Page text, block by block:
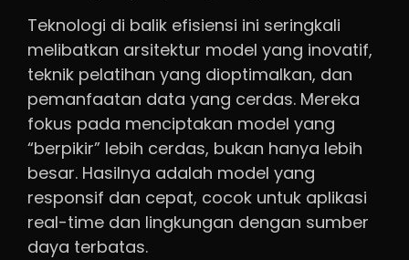
Teknologi di balik efisiensi ini seringkali
melibatkan arsitektur model yang inovatif,
teknik pelatihan yang dioptimalkan, dan
pemanfaatan data yang cerdas. Mereka
fokus pada menciptakan model yang
“berpikir” lebih cerdas, bukan hanya lebih
besar. Hasilnya adalah model yang
responsif dan cepat, cocok untuk aplikasi
real-time dan lingkungan dengan sumber
daya terbatas.